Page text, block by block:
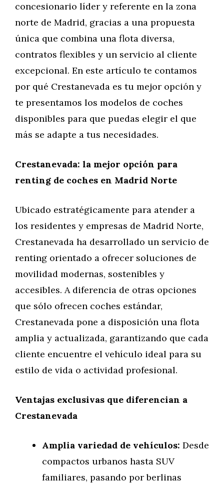
concesionario líder y referente en la zona
norte de Madrid, gracias a una propuesta
única que combina una flota diversa,
contratos flexibles y un servicio al cliente
excepcional. En este artículo te contamos
por qué Crestanevada es tu mejor opción y
te presentamos los modelos de coches
disponibles para que puedas elegir el que
más se adapte a tus necesidades.
Crestanevada: la mejor opción para
renting de coches en Madrid Norte
Ubicado estratégicamente para atender a
los residentes y empresas de Madrid Norte,
Crestanevada ha desarrollado un servicio de
renting orientado a ofrecer soluciones de
movilidad modernas, sostenibles y
accesibles. A diferencia de otras opciones
que sólo ofrecen coches estándar,
Crestanevada pone a disposición una flota
amplia y actualizada, garantizando que cada
cliente encuentre el vehículo ideal para su
estilo de vida o actividad profesional.
Ventajas exclusivas que diferencian a
Crestanevada
Amplia variedad de vehículos: Desde
compactos urbanos hasta SUV
familiares, pasando por berlinas